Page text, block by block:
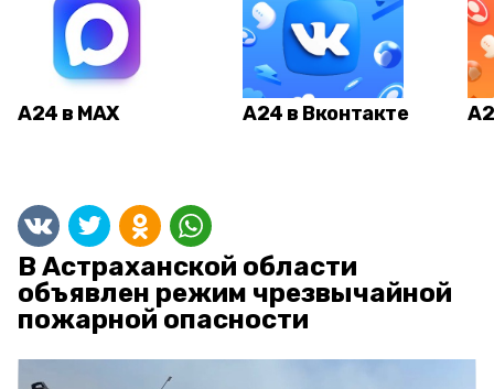
А24 в MAX А24 в Вконтакте
В Астраханской области
объявлен режим чрезвычайной
пожарной опасности